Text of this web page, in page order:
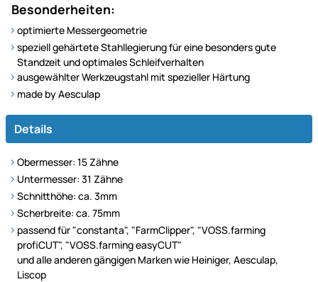
Besonderheiten:
optimierte Messergeometrie
speziell gehärtete Stahllegierung für eine besonders gute
Standzeit und optimales Schleifverhalten
ausgewählter Werkzeugstahl mit spezieller Härtung
made by Aesculap
Details
Obermesser: 15 Zähne
Untermesser: 31 Zähne
Schnitthöhe: ca. 3mm
Scherbreite: ca. 75mm
passend für"constanta", "FarmClipper", "VOSS.farming
profiCUT", "VOSS.farming easyCUT"
und alle anderen gängigen Marken wie Heiniger, Aesculap,
Liscop